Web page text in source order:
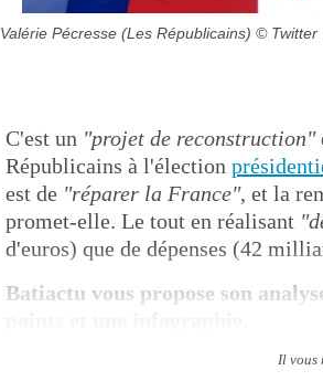
Valérie Pécresse (Les Républicains) © Twitter
C'est un "projet de reconstruction"
Républicains à l'élection
est de "réparer la France", et la
promet-elle. Le tout en réalisant
d'euros) que de dépenses (42
Batiactu vous propose son
Il vous